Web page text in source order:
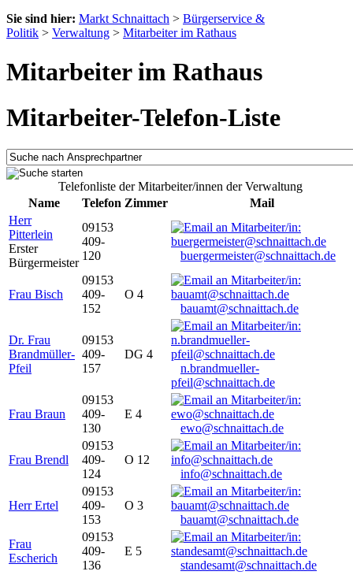
Sie sind hier: Markt Schnaittach > Bürgerservice &
Politik > Verwaltung > Mitarbeiter im Rathaus
Mitarbeiter im Rathaus
Mitarbeiter-Telefon-Liste
Telefonliste der Mitarbeiter/innen der Verwaltung
Name
Telefon Zimmer
Mail
Herr
Pitterlein
Erster
Bürgermeister
09153
409-
120
buergermeister@schnaittach.de
Frau Bisch
09153
409-
152
O 4
bauamt@schnaittach.de
Dr. Frau
Brandmüller-
Pfeil
09153
409-
157
DG 4
n.brandmueller-
pfeil@schnaittach.de
Frau Braun
09153
409-
130
E 4
ewo@schnaittach.de
Frau Brendl
09153
409-
124
O 12
info@schnaittach.de
Herr Ertel
09153
409-
153
O 3
bauamt@schnaittach.de
Frau
Escherich
09153
409-
136
E 5
standesamt@schnaittach.de